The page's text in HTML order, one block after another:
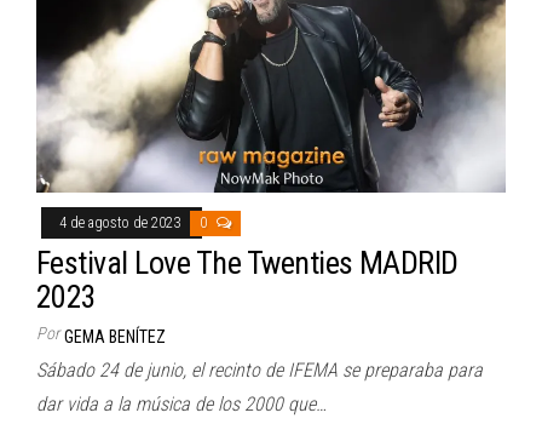
4 de agosto de 2023 0
Festival Love The Twenties MADRID
2023
Por GEMA BENÍTEZ
Sábado 24 de junio, el recinto de IFEMA se preparaba para
dar vida a la música de los 2000 que…